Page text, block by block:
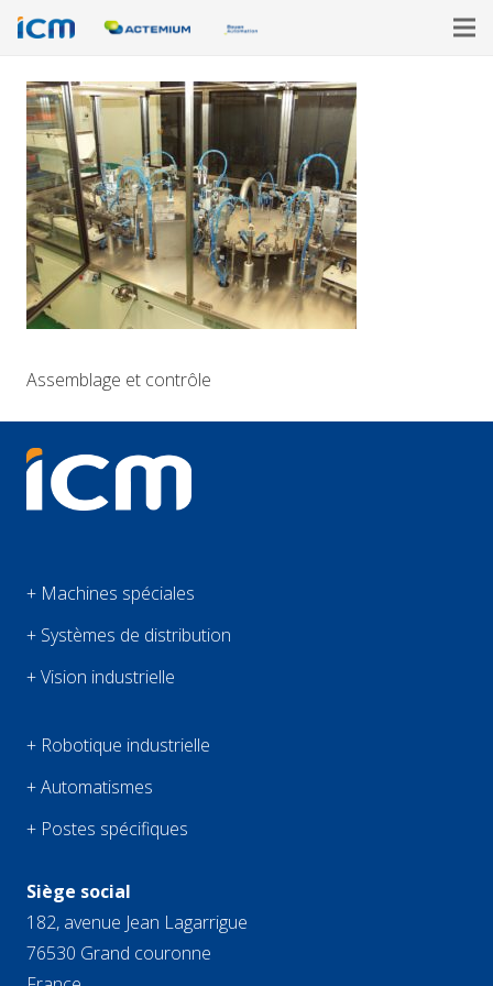
Assemblage et contrôle
+ Machines spéciales
+ Systèmes de distribution
+ Vision industrielle
+ Robotique industrielle
+ Automatismes
+ Postes spécifiques
Siège social
182, avenue Jean Lagarrigue
76530 Grand couronne